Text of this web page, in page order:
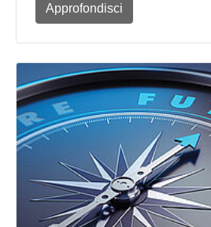
Approfondisci